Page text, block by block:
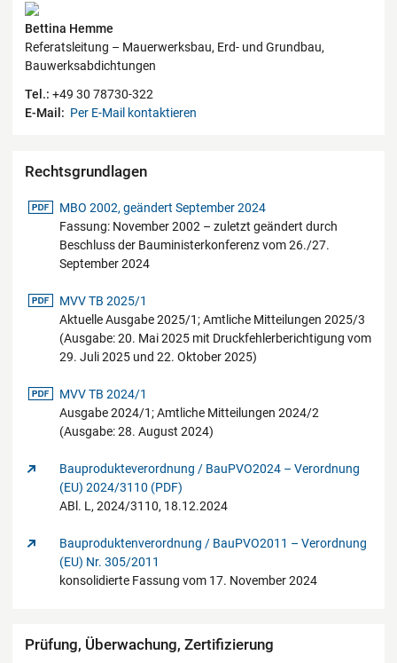
Kontaktdaten
Bettina Hemme
Referatsleitung – Mauerwerksbau, Erd- und Grundbau,
Bauwerksabdichtungen
Tel.: +49 30 78730-322
E-Mail: Per E-Mail kontaktieren
Rechtsgrundlagen
pdf-Datei
MBO 2002, geändert September 2024
Fassung: November 2002 – zuletzt geändert durch
Beschluss der Bauministerkonferenz vom 26./27.
September 2024
pdf-Datei
MVV TB 2025/1
Aktuelle Ausgabe 2025/1; Amtliche Mitteilungen 2025/3
(Ausgabe: 20. Mai 2025 mit Druckfehlerberichtigung vom
29. Juli 2025 und 22. Oktober 2025)
pdf-Datei
MVV TB 2024/1
Ausgabe 2024/1; Amtliche Mitteilungen 2024/2
(Ausgabe: 28. August 2024)
Bauprodukteverordnung / BauPVO2024 – Verordnung
(EU) 2024/3110 (PDF)
ABl. L, 2024/3110, 18.12.2024
Bauproduktenverordnung / BauPVO2011 – Verordnung
(EU) Nr. 305/2011
konsolidierte Fassung vom 17. November 2024
Prüfung, Überwachung, Zertifizierung